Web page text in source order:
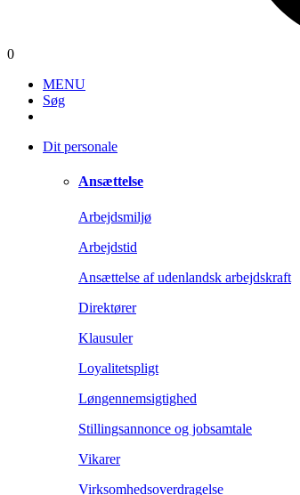
0
MENU
Søg
Dit personale
Ansættelse
Arbejdsmiljø
Arbejdstid
Ansættelse af udenlandsk arbejdskraft
Direktører
Klausuler
Loyalitetspligt
Løngennemsigtighed
Stillingsannonce og jobsamtale
Vikarer
Virksomhedsoverdragelse